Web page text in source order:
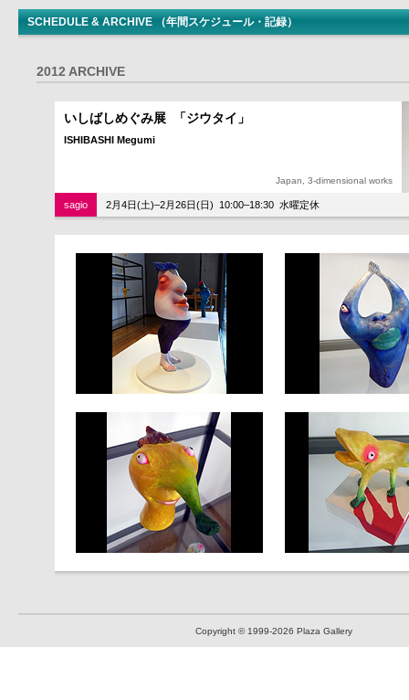
SCHEDULE & ARCHIVE （年間スケジュール・記録）
2012 ARCHIVE
いしばしめぐみ展 「ジウタイ」
ISHIBASHI Megumi
Japan, 3-dimensional works
sagio 2月4日(土)–2月26日(日) 10:00–18:30 水曜定休
Copyright © 1999-2026 Plaza Gallery